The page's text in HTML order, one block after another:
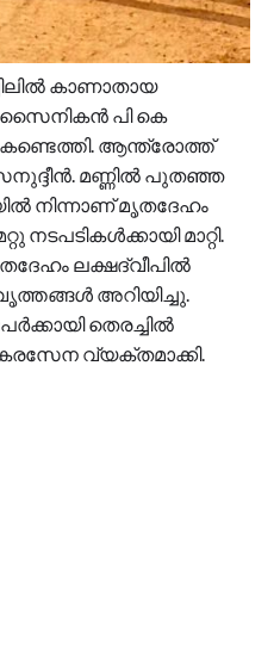
കാണാതായ
സൈനികൻ പി കെ
ആന്ത്രോത്ത്
മണ്ണിൽ പുതഞ്ഞ
നിന്നാണ് മൃതദേഹം
മാറ്റി.
ലക്ഷദ്വീപിൽ
അറിയിച്ചു.
തെരച്ചിൽ
വ്യക്തമാക്കി.